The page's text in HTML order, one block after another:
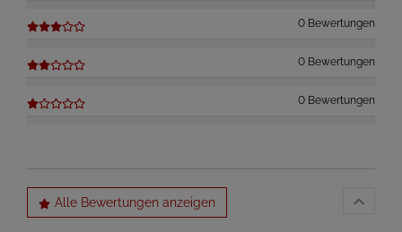
0 Bewertungen
0 Bewertungen
0 Bewertungen
Alle Bewertungen anzeigen